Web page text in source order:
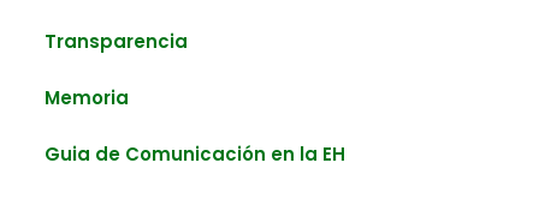
Transparencia
Memoria
Guia de Comunicación en la EH